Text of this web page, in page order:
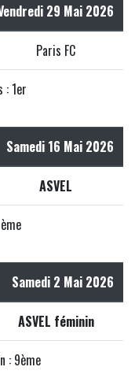
29 Mai 2026
Paris FC
: 1er
Samedi 16 Mai 2026
ASVEL
Samedi 2 Mai 2026
ASVEL féminin
: 9ème